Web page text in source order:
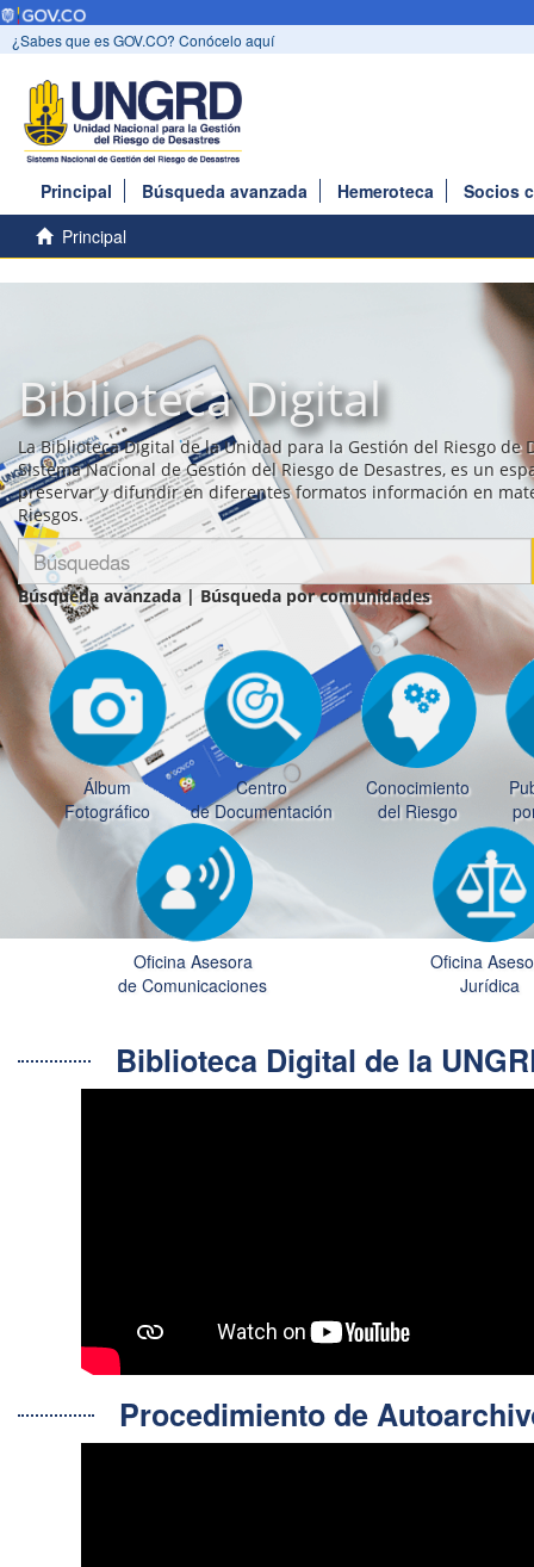
¿Sabes que es GOV.CO? Conócelo aquí
Principal Búsqueda avanzada Hemeroteca
Socios
Principal
Biblioteca Digital
La Biblioteca Digital de la Unidad para la Gestión del Riesgo de
Sistema Nacional de Gestión del Riesgo de Desastres, es un
preservar y difundir en diferentes formatos información en
Riesgos.
Búsqueda avanzada | Búsqueda por comunidades
Álbum
Fotográfico
Centro
de Documentación
Conocimiento
del Riesgo
Oficina Asesora
de Comunicaciones
Oficina
Jurídica
Biblioteca Digital de la
Procedimiento de